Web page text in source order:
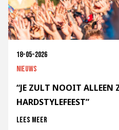
18-05-2026
Nieuws
“JE ZULT NOOIT ALLEEN
HARDSTYLEFEEST”
Lees meer